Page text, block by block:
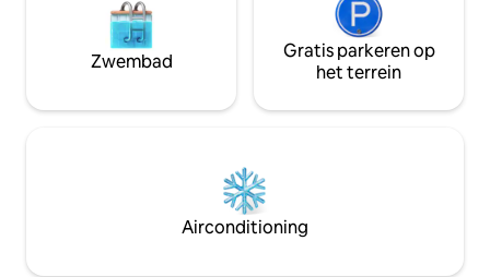
Zwembad
Gratis parkeren op
het terrein
Airconditioning